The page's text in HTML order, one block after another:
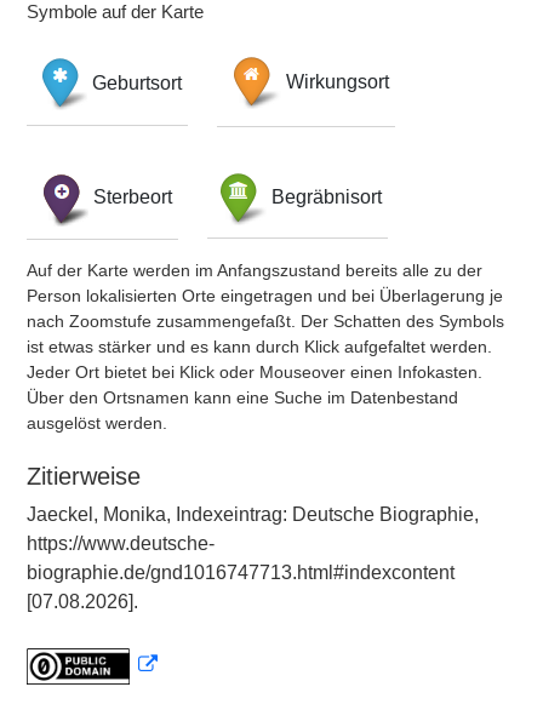
Symbole auf der Karte
Geburtsort Wirkungsort
Sterbeort Begräbnisort
Auf der Karte werden im Anfangszustand bereits alle zu der
Person lokalisierten Orte eingetragen und bei Überlagerung je
nach Zoomstufe zusammengefaßt. Der Schatten des Symbols
ist etwas stärker und es kann durch Klick aufgefaltet werden.
Jeder Ort bietet bei Klick oder Mouseover einen Infokasten.
Über den Ortsnamen kann eine Suche im Datenbestand
ausgelöst werden.
Zitierweise
Jaeckel, Monika, Indexeintrag: Deutsche Biographie,
https://www.deutsche-
biographie.de/gnd1016747713.html#indexcontent
[07.08.2026].